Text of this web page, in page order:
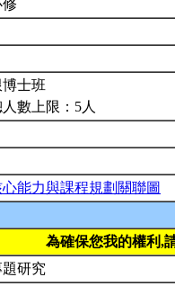
修
博士班
數上限：5人
能力與課程規劃關聯圖
為確保您我的權利,
研究